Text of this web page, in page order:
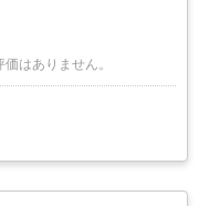
はありません。